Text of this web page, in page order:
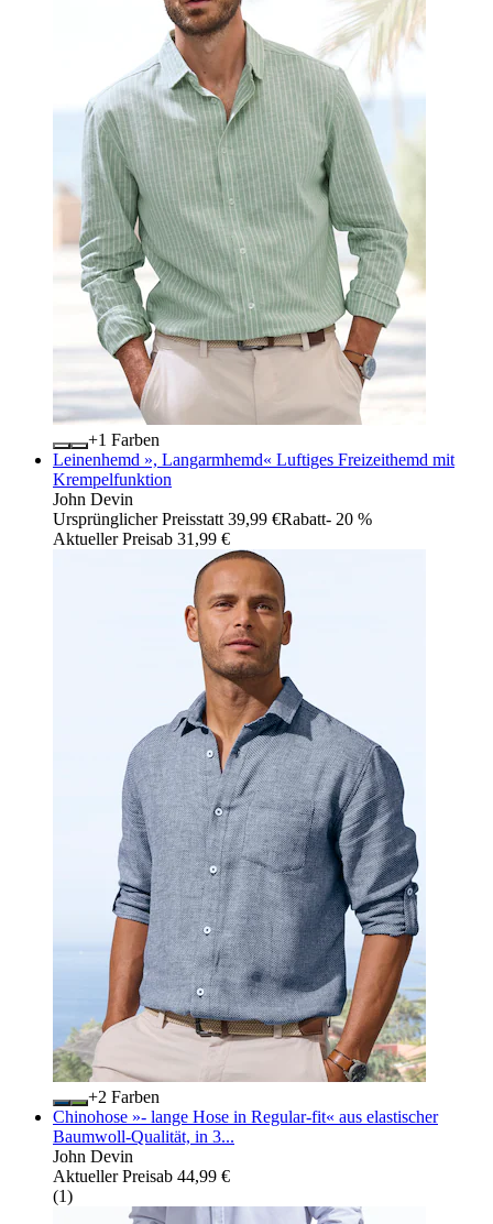
+
Farben
Leinenhemd », Langarmhemd« Luftiges Freizeithemd mit
Krempelfunktion
John Devin
Ursprünglicher Preisstatt 39,99 €Rabatt- 20 %
Aktueller Preisab 31,99 €
+
Farben
Chinohose »- lange Hose in Regular-fit« aus elastischer
Baumwoll-Qualität, in 3...
John Devin
Aktueller Preisab 44,99 €
(1)